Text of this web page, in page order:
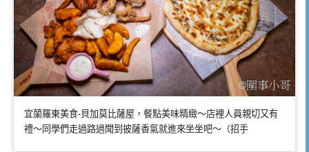
宜蘭羅東美食-貝加莫比薩屋，餐點美味精緻～店裡人員親切又有
禮～同學們走過路過聞到披薩香氣就進來坐坐吧～（招手